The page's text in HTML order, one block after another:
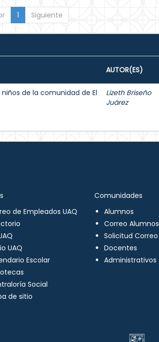
1 Siguiente
AUTOR(ES)
de la comunidad de El
Lizeth Briseño
Juárez
de Empleados UAQ
UAQ
Escolar
Social
de sitio
Comunidades
Alumnos
Correo
Solicitud Correo
Docentes
Administrativos